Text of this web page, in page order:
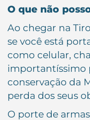
O que não
Ao chegar na
se você está
como celular,
importantíssimo
conservação da
perda dos seus
O porte de